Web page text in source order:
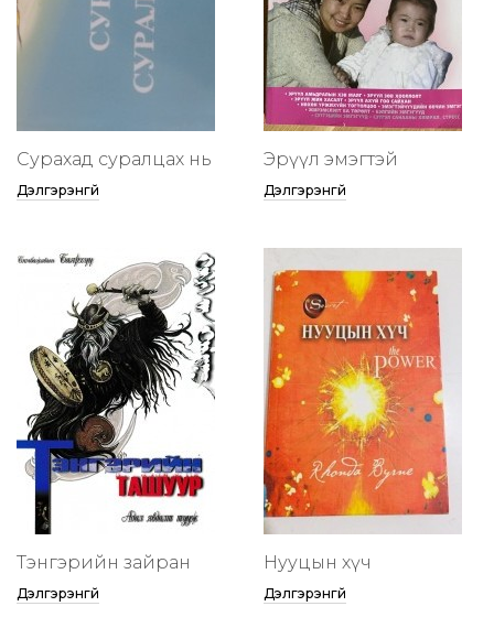
Сурахад суралцах нь
Дэлгэрэнгүй
Эрүүл эмэгтэй
Дэлгэрэнгүй
Тэнгэрийн зайран
Дэлгэрэнгүй
Нууцын хүч
Дэлгэрэнгүй